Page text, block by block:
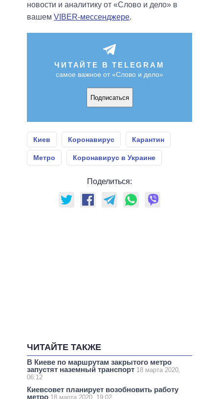
новости и аналитику от «Слово и дело» в
вашем VIBER-мессенджере.
ЧИТАЙТЕ В TELEGRAM
самое важное от «Слово и дело»
Подписаться
Киев Коронавирус Карантин
Метро Коронавирус в Украине
Поделиться:
ЧИТАЙТЕ ТАКЖЕ
В Киеве по маршрутам закрытого метро
запустят наземный транспорт 18 марта 2020,
06:12
Киевсовет планирует возобновить работу
метро 18 марта 2020, 19:02